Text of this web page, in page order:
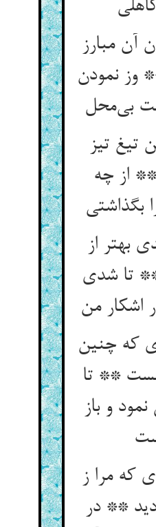
آن مبارز
وز نمودن
تیغ تیز
** از چه
بهتر از
تا شدی
که چنین
** تا
و باز
که مرا ز
** در